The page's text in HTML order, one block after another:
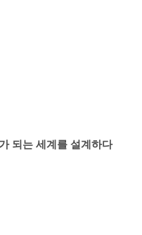
되는 세계를 설계하다